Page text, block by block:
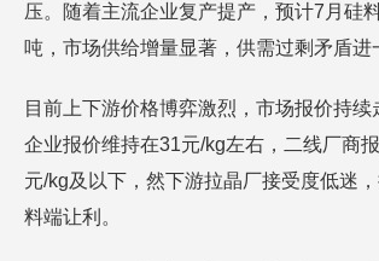
压。随着主流企业复产提产，预计7月硅
吨，市场供给增量显著，供需过剩矛盾进
目前上下游价格博弈激烈，市场报价持续
企业报价维持在31元/kg左右，二线厂商
元/kg及以下，然下游拉晶厂接受度低迷
料端让利。